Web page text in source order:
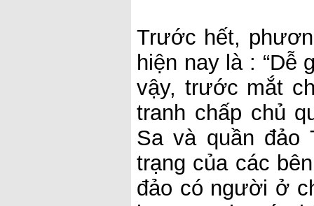
Trước hết,
hiện nay là : “Dễ
vậy, trước mắt
tranh chấp chủ
Sa và quần đảo
trạng của các
đảo có người ở